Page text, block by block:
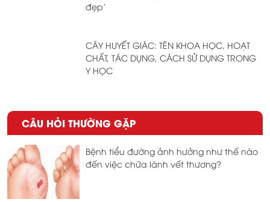
đẹp'
CÂY HUYẾT GIÁC: TÊN KHOA HỌC, HOẠT
CHẤT, TÁC DỤNG, CÁCH SỬ DỤNG TRONG
Y HỌC
CÂU HỎI THƯỜNG GẶP
Bệnh tiểu đường ảnh hưởng như thế nào
đến việc chữa lành vết thương?